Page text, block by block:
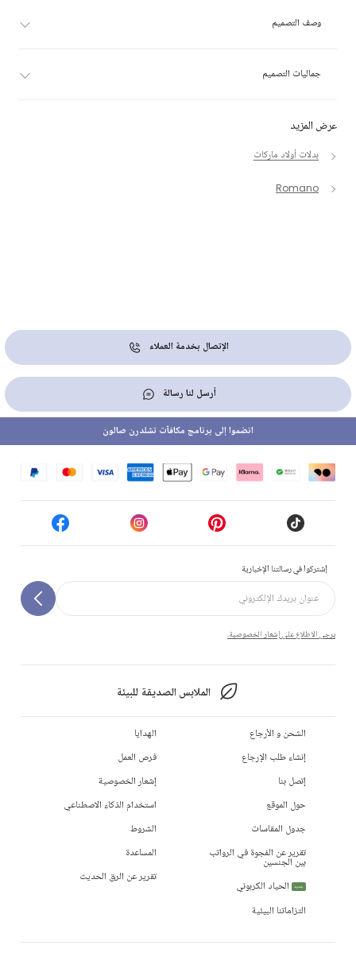
عرض المزيد
بدلات أولاد ماركات
Romano
وصف التصميم
جماليات التصميم
الإتصال بخدمة العملاء
أرسل لنا رسالة
إشتركوا في رسالتنا الإخبارية
يرجى الاطلاع على إشعار الخصوصية.
الملابس الصديقة للبيئة
انضموا إلى برنامج مكافآت تشلدرن صالون
الشحن و الأرجاع
إنشاء طلب الإرجاع
إتصل بنا
حول الموقع
جدول المقاسات
تقرير عن الفجوة في الرواتب
بين الجنسين
جديد
الحياد الكربوني
التزاماتنا البيئية
الهدايا
فرص العمل
إشعار الخصوصية
استخدام الذكاء الاصطناعي
الشروط
المساعدة
تقرير عن الرق الحديث